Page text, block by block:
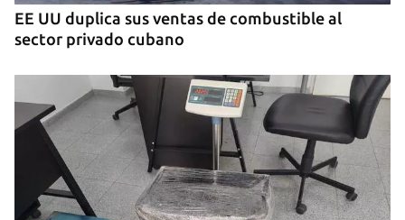
EE UU duplica sus ventas de combustible al
sector privado cubano